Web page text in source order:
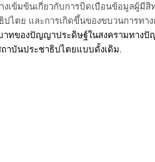
งเข้มข้นเกี่ยวกับการบิดเบือนข้อมูลผู้มี
ไตย และการเกิดขึ้นของขบวนการทาง
าทของปัญญาประดิษฐ์ในสงครามทาง
ถาบันประชาธิปไตยแบบดั้งเดิม.